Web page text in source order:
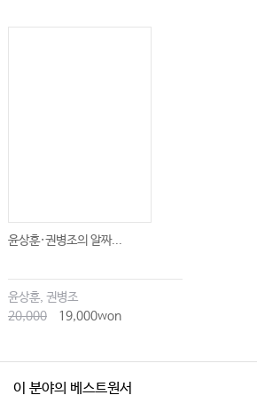
윤상훈·권병조의 알짜...
윤상훈, 권병조
20,000
19,000won
이 분야의 베스트원서